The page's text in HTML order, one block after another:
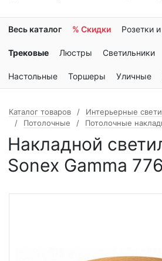
Весь каталог % Скидки Розетки
Трековые Люстры Светильники
Настольные Торшеры Уличные
Каталог товаров Интерьерные
Потолочные
Потолочные
Накладной
Sonex Gamma